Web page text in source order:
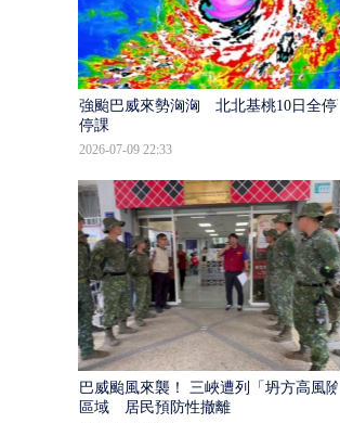
強颱巴威來勢洶洶 北北基桃10日全停
停課
2026-07-09 22:33
巴威颱風來襲！ 三峽遭列「坍方高風險
區域 居民預防性撤離